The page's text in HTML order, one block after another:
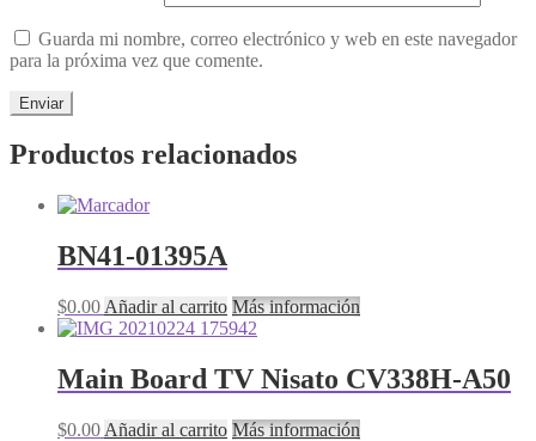
Guarda mi nombre, correo electrónico y web en este navegador
para la próxima vez que comente.
Productos relacionados
BN41-01395A
$0.00 Añadir al carrito Más información
Main Board TV Nisato CV338H-A50
$0.00 Añadir al carrito Más información